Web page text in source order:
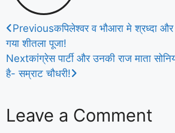
Previousकपिलेश्वर व भौआरा मे श्रध्दा और
गया शीतला पूजा!
Nextकांग्रेस पार्टी और उनकी राज माता
है- सम्राट चौधरी!
Leave a Comment